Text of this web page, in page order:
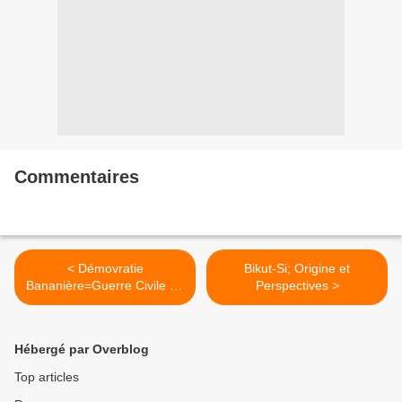
Commentaires
< Démovratie
Bananière=Guerre Civile en
Préparation
Bikut-Si; Origine et
Perspectives >
Hébergé par Overblog
Top articles